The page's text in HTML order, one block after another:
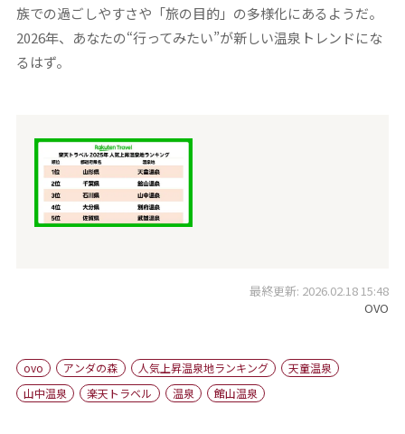
族での過ごしやすさや「旅の目的」の多様化にあるようだ。
2026年、あなたの“行ってみたい”が新しい温泉トレンドにな
るはず。
最終更新: 2026.02.18 15:48
OVO
ovo アンダの森 人気上昇温泉地ランキング
天童温泉
山中温泉
楽天トラベル 温泉 館山温泉